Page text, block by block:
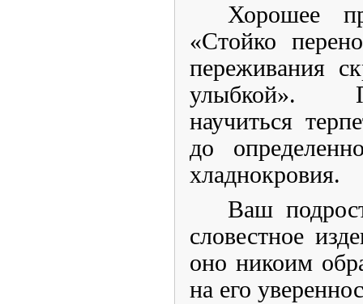
Хорошее
«Стойко
переживания
улыбкой».
научиться
до
хладнокровия.
Ваш
словестное
оно никоим
на его